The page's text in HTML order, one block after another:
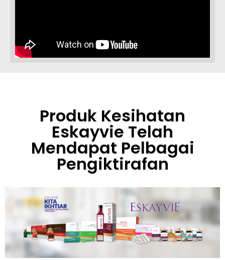
Produk Kesihatan
Eskayvie Telah
Mendapat Pelbagai
Pengiktirafan